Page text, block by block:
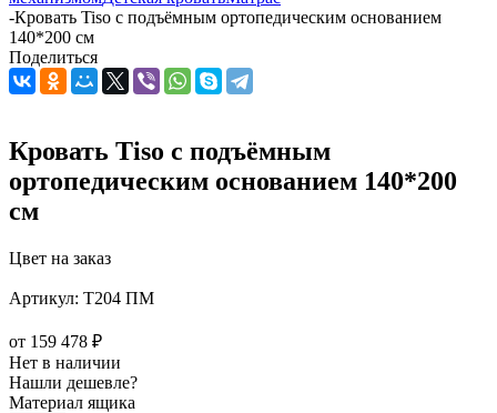
-Кровать Tiso с подъёмным ортопедическим основанием
140*200 см
Поделиться
Кровать Tiso с подъёмным
ортопедическим основанием 140*200
см
Цвет на заказ
Артикул: T204 ПМ
от 159 478 ₽
Нет в наличии
Нашли дешевле?
Материал ящика